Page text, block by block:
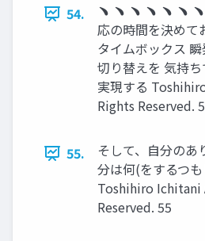
54.
﹅ ﹅ ﹅ ﹅ ﹅ ﹅
応の時間を決めて
タイムボックス
切り替えを 気持
実現する
Rights Reserved.
55.
そして、⾃分のあ
分は何(をするつ
Toshihiro Ichitani
Reserved. 55